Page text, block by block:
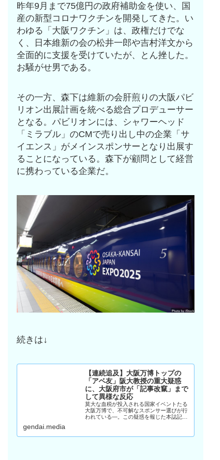
昨年9月まで75億円の政府補助金を使い、国
産の新型コロナワクチンを開発してきた。い
わゆる「大阪ワクチン」は、政権だけでな
く、日本維新の会の松井一郎や吉村洋文から
全面的に支援を受けていたが、とん挫した。
お騒がせ男である。
その一方、森下は維新の会肝煎りの大阪パビ
リオン出展計画を統べる総合プロデューサー
となる。パビリオンには、シャワーヘッド
「ミラブル」のCMで売り出し中の企業「サ
イエンス」がメインスポンサーとなり出展す
ることになっている。森下が顧問として経営
に携わっている企業だ。
続きは↓
【連続追及】大阪万博トップの
「アベ友」阪大教授の重大疑惑
に、大阪府市が「記事改竄」まで
して異様な反応
莫大な血税が投入される国家イベントたる
大阪万博で、不可解なスポンサー選びが行
われている―。この疑惑を報じた本誌記事
gendai.media